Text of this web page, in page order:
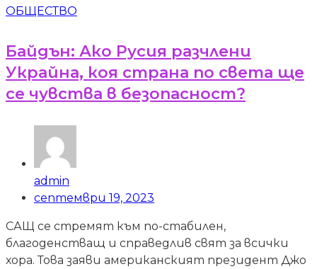
ОБЩЕСТВО
Байдън: Ако Русия разчлени
Украйна, коя страна по света ще
се чувства в безопасност?
admin
септември 19, 2023
САЩ се стремят към по-стабилен,
благоденстващ и справедлив свят за всички
хора. Това заяви американският президент Джо